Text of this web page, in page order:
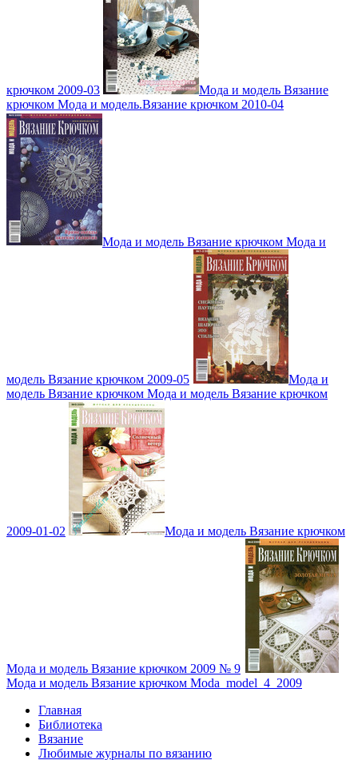
крючком 2009-03
Мода и модель Вязание
крючком Мода и модель.Вязание крючком 2010-04
Мода и модель Вязание крючком Мода и
модель Вязание крючком 2009-05
Мода и
модель Вязание крючком Мода и модель Вязание крючком
2009-01-02 Мода и модель Вязание крючком
Мода и модель Вязание крючком 2009 № 9
Мода и модель Вязание крючком Moda_model_4_2009
Главная
Библиотека
Вязание
Любимые журналы по вязанию